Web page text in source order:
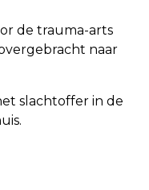
de trauma-arts
naar
slachtoffer in de